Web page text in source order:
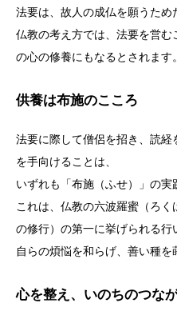
法要は、故人の成仏を願うため
仏教の考え方では、法要を営
の心の修養にもなるとされます。
供養は布施のこころ
法要に際して僧侶を招き、読
を手向けることは、
いずれも「布施（ふせ）」の実
これは、仏教の六波羅蜜（ろ
の修行）の第一に挙げられる行
自らの煩悩を和らげ、善い種を
心を整え、いのちのつな